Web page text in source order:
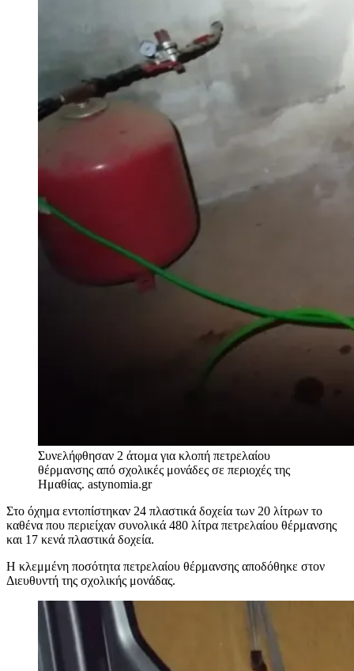
Συνελήφθησαν 2 άτομα για κλοπή πετρελαίου
θέρμανσης από σχολικές μονάδες σε περιοχές της
Ημαθίας. astynomia.gr
Στο όχημα εντοπίστηκαν 24 πλαστικά δοχεία των 20 λίτρων το
καθένα που περιείχαν συνολικά 480 λίτρα πετρελαίου θέρμανσης
και 17 κενά πλαστικά δοχεία.
Η κλεμμένη ποσότητα πετρελαίου θέρμανσης αποδόθηκε στον
Διευθυντή της σχολικής μονάδας.